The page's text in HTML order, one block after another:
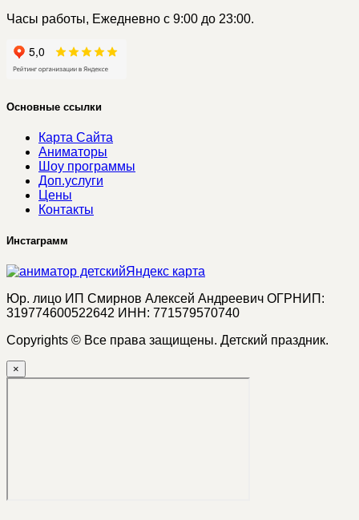
Часы работы, Ежедневно с 9:00 до 23:00.
Основные ссылки
Карта Сайта
Аниматоры
Шоу программы
Доп.услуги
Цены
Контакты
Инстаграмм
Яндекс карта
Юр. лицо ИП Смирнов Алексей Андреевич ОГРНИП:
319774600522642 ИНН: 771579570740
Copyrights © Все права защищены. Детский праздник.
×